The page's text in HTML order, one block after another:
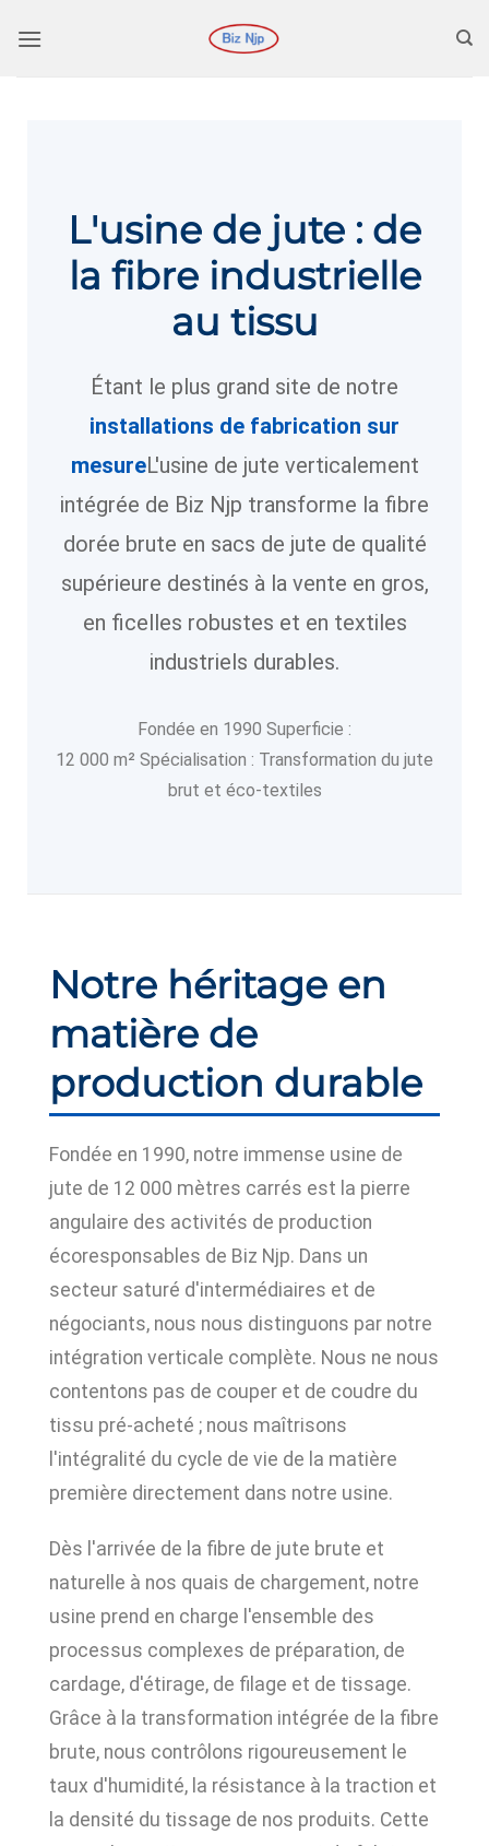
L'usine de jute : de
la fibre industrielle
au tissu
Étant le plus grand site de notre
installations de fabrication sur
mesureL'usine de jute verticalement
intégrée de Biz Njp transforme la fibre
dorée brute en sacs de jute de qualité
supérieure destinés à la vente en gros,
en ficelles robustes et en textiles
industriels durables.
Fondée en 1990 Superficie :
12 000 m² Spécialisation : Transformation du jute
brut et éco-textiles
Notre héritage en
matière de
production durable
Fondée en 1990, notre immense usine de
jute de 12 000 mètres carrés est la pierre
angulaire des activités de production
écoresponsables de Biz Njp. Dans un
secteur saturé d'intermédiaires et de
négociants, nous nous distinguons par notre
intégration verticale complète. Nous ne nous
contentons pas de couper et de coudre du
tissu pré-acheté ; nous maîtrisons
l'intégralité du cycle de vie de la matière
première directement dans notre usine.
Dès l'arrivée de la fibre de jute brute et
naturelle à nos quais de chargement, notre
usine prend en charge l'ensemble des
processus complexes de préparation, de
cardage, d'étirage, de filage et de tissage.
Grâce à la transformation intégrée de la fibre
brute, nous contrôlons rigoureusement le
taux d'humidité, la résistance à la traction et
la densité du tissage de nos produits. Cette